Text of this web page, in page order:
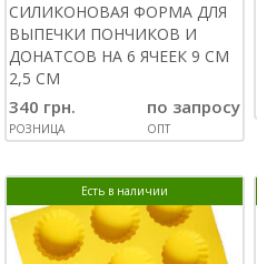
СИЛИКОНОВАЯ ФОРМА ДЛЯ
ВЫПЕЧКИ ПОНЧИКОВ И
ДОНАТСОВ НА 6 ЯЧЕЕК 9 СМ
2,5 СМ
340 грн.
РОЗНИЦА
по запросу
ОПТ
Есть в наличии